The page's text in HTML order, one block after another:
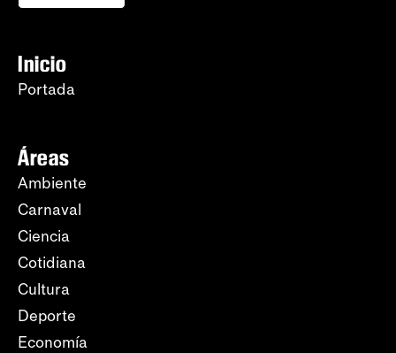
Inicio
Portada
Áreas
Ambiente
Carnaval
Ciencia
Cotidiana
Cultura
Deporte
Economía